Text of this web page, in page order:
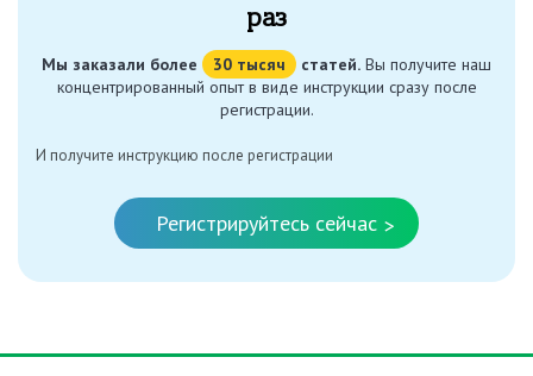
раз
Мы заказали более 30 тысяч статей. Вы получите наш
концентрированный опыт в виде инструкции сразу после
регистрации.
И получите инструкцию после регистрации
Регистрируйтесь сейчас >